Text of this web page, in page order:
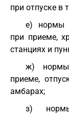
при отпуске в
е) нормы
при приеме,
станциях и
ж) нормы
приеме,
амбарах;
з)